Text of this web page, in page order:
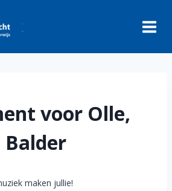
voor Olle,
Balder
maken jullie!